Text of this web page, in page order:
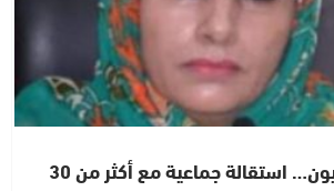
زلزال سياسي بالعيون… استقالة جماعية مع أكثر من 30